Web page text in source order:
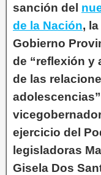
sanción del
de la Nación,
Gobierno
de “reflexión y
de las
ejercicio del
legisladoras
Gisela Dos